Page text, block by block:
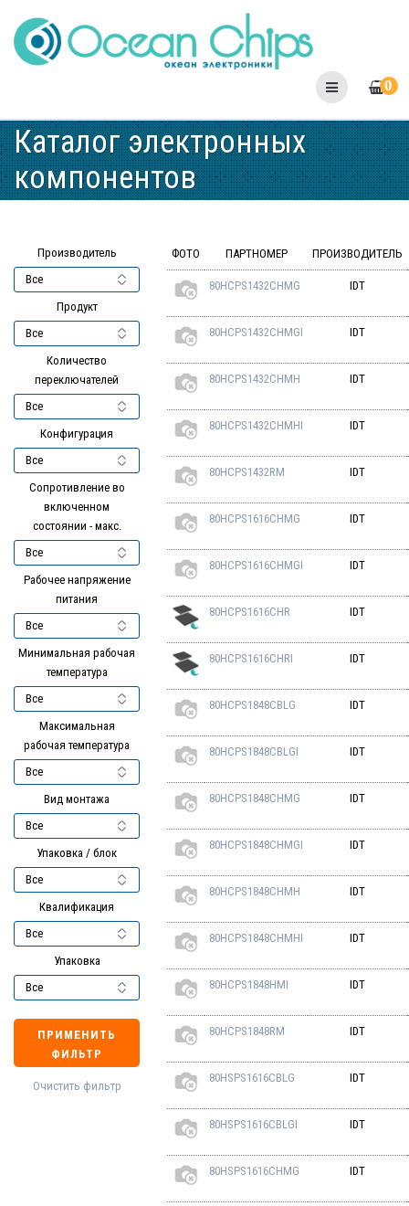
to
content
0
Каталог электронных
компонентов
Производитель
Продукт
Количество
переключателей
Конфигурация
Сопротивление во
включенном
состоянии - макс.
Рабочее напряжение
питания
Минимальная рабочая
температура
Максимальная
рабочая температура
Вид монтажа
Упаковка / блок
Квалификация
Упаковка
ПРИМЕНИТЬ
ФИЛЬТР
Очистить фильтр
ФОТО ПАРТНОМЕР ПРОИЗВОДИТЕЛЬ
80HCPS1432CHMG IDT
80HCPS1432CHMGI IDT
80HCPS1432CHMH IDT
80HCPS1432CHMHI IDT
80HCPS1432RM IDT
80HCPS1616CHMG IDT
80HCPS1616CHMGI IDT
80HCPS1616CHR IDT
80HCPS1616CHRI IDT
80HCPS1848CBLG IDT
80HCPS1848CBLGI IDT
80HCPS1848CHMG IDT
80HCPS1848CHMGI IDT
80HCPS1848CHMH IDT
80HCPS1848CHMHI IDT
80HCPS1848HMI IDT
80HCPS1848RM IDT
80HSPS1616CBLG IDT
80HSPS1616CBLGI IDT
80HSPS1616CHMG IDT